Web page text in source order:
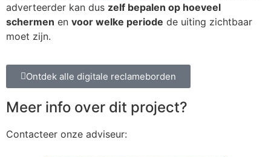
adverteerder kan dus zelf bepalen op hoeveel
schermen en voor welke periode de uiting zichtbaar
moet zijn.
Ontdek alle digitale reclameborden
Meer info over dit project?
Contacteer onze adviseur: